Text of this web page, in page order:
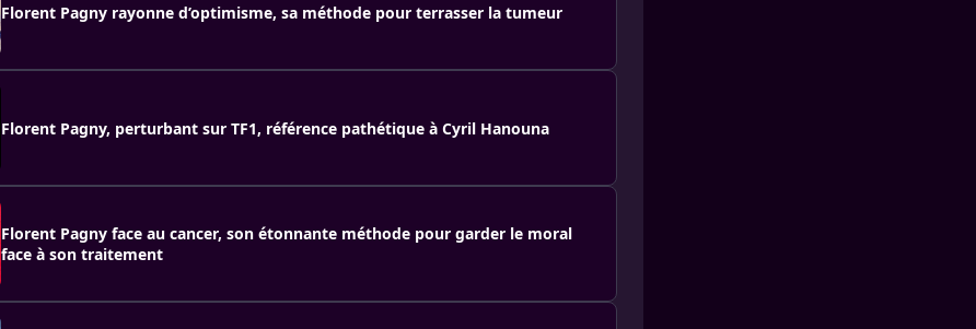
Florent Pagny rayonne d’optimisme, sa méthode pour terrasser la tumeur
Florent Pagny, perturbant sur TF1, référence pathétique à Cyril Hanouna
Florent Pagny face au cancer, son étonnante méthode pour garder le moral
face à son traitement